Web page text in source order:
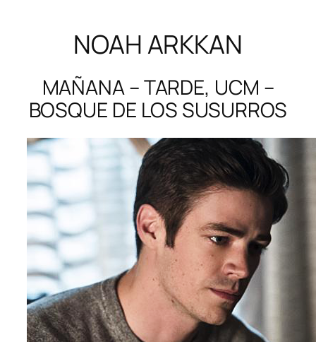
NOAH ARKKAN
MAÑANA – TARDE, UCM –
BOSQUE DE LOS SUSURROS